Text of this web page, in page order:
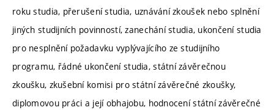
roku studia, přerušení studia, uznávání zkoušek nebo splnění
jiných studijních povinností, zanechání studia, ukončení studia
pro nesplnění požadavku vyplývajícího ze studijního
programu, řádné ukončení studia, státní závěrečnou
zkoušku, zkušební komisi pro státní závěrečné zkoušky,
diplomovou práci a její obhajobu, hodnocení státní závěrečné